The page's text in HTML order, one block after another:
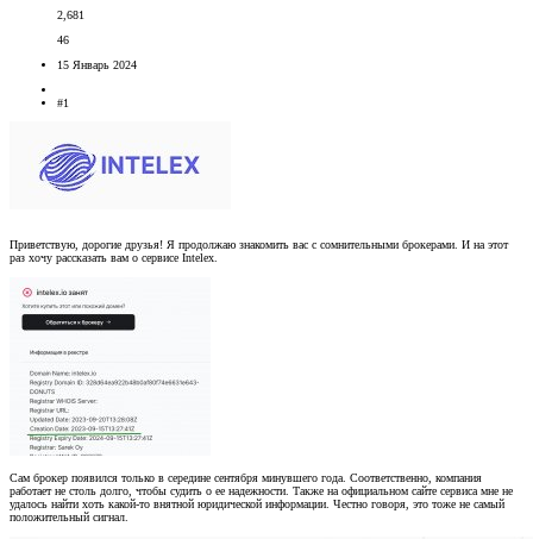
2,681
46
15 Январь 2024
#1
Приветствую, дорогие друзья! Я продолжаю знакомить вас с сомнительными брокерами. И на этот
раз хочу рассказать вам о сервисе Intelex.
Сам брокер появился только в середине сентября минувшего года. Соответственно, компания
работает не столь долго, чтобы судить о ее надежности. Также на официальном сайте сервиса мне не
удалось найти хоть какой-то внятной юридической информации. Честно говоря, это тоже не самый
положительный сигнал.